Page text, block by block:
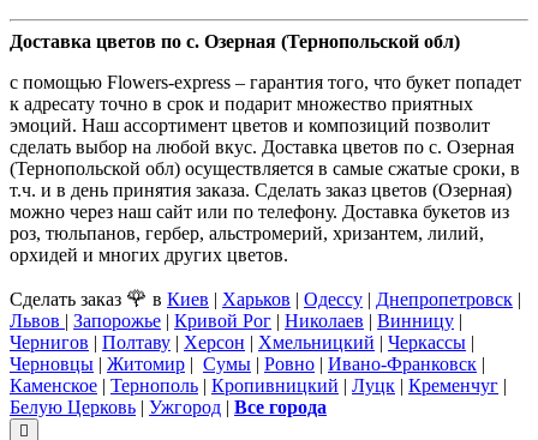
Доставка цветов по с. Озерная (Тернопольской обл)
с помощью Flowers-express – гарантия того, что букет попадет
к адресату точно в срок и подарит множество приятных
эмоций. Наш ассортимент цветов и композиций позволит
сделать выбор на любой вкус. Доставка цветов по с. Озерная
(Тернопольской обл) осуществляется в самые сжатые сроки, в
т.ч. и в день принятия заказа. Сделать заказ цветов (Озерная)
можно через наш сайт или по телефону. Доставка букетов из
роз, тюльпанов, гербер, альстромерий, хризантем, лилий,
орхидей и многих других цветов.
Сделать заказ 🌹 в Киев | Харьков | Одессу | Днепропетровск |
Львов | Запорожье | Кривой Рог | Николаев | Винницу |
Чернигов | Полтаву | Херсон | Хмельницкий | Черкассы |
Черновцы | Житомир | Сумы | Ровно | Ивано-Франковск |
Каменское | Тернополь | Кропивницкий | Луцк | Кременчуг |
Белую Церковь | Ужгород | Все города